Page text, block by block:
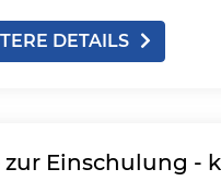
DETAILS
zur Einschulung -